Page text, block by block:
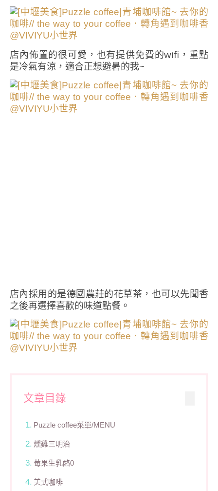
店內佈置的很可愛，也有提供免費的wifi，重點
是冷氣有涼，適合正想避暑的我~
店內採用的是德國農莊的花草茶，也可以先聞香
之後再選擇喜歡的味道點餐。
文章目錄
Puzzle coffee菜單/MENU
燻雞三明治
莓果生乳酪0
美式咖啡